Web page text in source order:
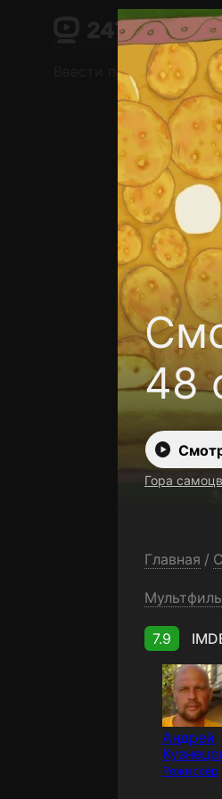
48
Гора
Главная /
7.9
Андрей
Режиссёр
Поддержка:
О сервисе
Ввести промокод